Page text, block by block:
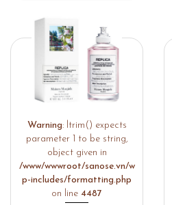
Warning: ltrim() expects
parameter 1 to be string,
object given in
/www/wwwroot/sanose.vn/w
p-includes/formatting.php
on line 4487